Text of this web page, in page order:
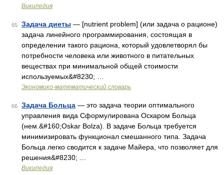
Википедия
65 Задача диеты — [nutrient problem] (или задача о рационе)
задача линейного программирования, состоящая в
определении такого рациона, который удовлетворял бы
потребности человека или животного в питательных
веществах при минимальной общей стоимости
используемых&#8230; …
Экономико-математический словарь
66 Задача Больца — это задача теории оптимального
управления вида Сформулирована Оскаром Больца
(нем.&#160;Oskar Bolza). В задаче Больца требуется
минимизировать функционал смешанного типа. Задача
Больца легко сводится к задаче Майера, что позволяет для
решения&#8230; …
Википедия